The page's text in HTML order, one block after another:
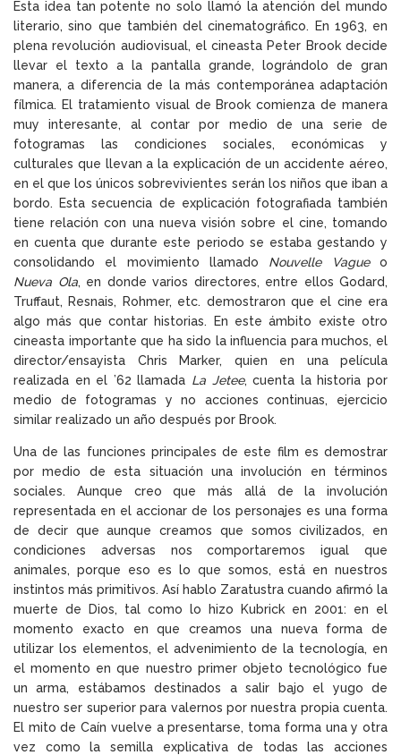
Esta idea tan potente no solo llamó la atención del mundo
literario, sino que también del cinematográfico. En 1963, en
plena revolución audiovisual, el cineasta Peter Brook decide
llevar el texto a la pantalla grande, lográndolo de gran
manera, a diferencia de la más contemporánea adaptación
fílmica. El tratamiento visual de Brook comienza de manera
muy interesante, al contar por medio de una serie de
fotogramas las condiciones sociales, económicas y
culturales que llevan a la explicación de un accidente aéreo,
en el que los únicos sobrevivientes serán los niños que iban a
bordo. Esta secuencia de explicación fotografiada también
tiene relación con una nueva visión sobre el cine, tomando
en cuenta que durante este periodo se estaba gestando y
consolidando el movimiento llamado Nouvelle Vagueo
Nueva Ola, en donde varios directores, entre ellos Godard,
Truffaut, Resnais, Rohmer, etc. demostraron que el cine era
algo más que contar historias. En este ámbito existe otro
cineasta importante que ha sido la influencia para muchos, el
director/ensayista Chris Marker, quien en una película
realizada en el ’62 llamada La Jetee, cuenta la historia por
medio de fotogramas y no acciones continuas, ejercicio
similar realizado un año después por Brook.
Una de las funciones principales de este film es demostrar
por medio de esta situación una involución en términos
sociales. Aunque creo que más allá de la involución
representada en el accionar de los personajes es una forma
de decir que aunque creamos que somos civilizados, en
condiciones adversas nos comportaremos igual que
animales, porque eso es lo que somos, está en nuestros
instintos más primitivos. Así hablo Zaratustra cuando afirmó la
muerte de Dios, tal como lo hizo Kubrick en 2001: en el
momento exacto en que creamos una nueva forma de
utilizar los elementos, el advenimiento de la tecnología, en
el momento en que nuestro primer objeto tecnológico fue
un arma, estábamos destinados a salir bajo el yugo de
nuestro ser superior para valernos por nuestra propia cuenta.
El mito de Caín vuelve a presentarse, toma forma una y otra
vez como la semilla explicativa de todas las acciones